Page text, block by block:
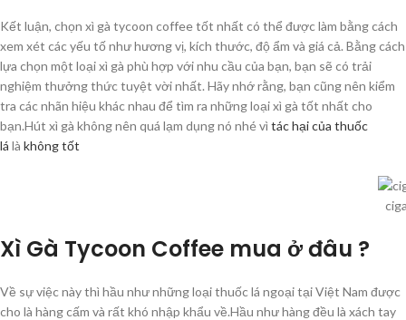
Kết luận, chọn xì gà tycoon coffee tốt nhất có thể được làm bằng cách
xem xét các yếu tố như hương vị, kích thước, độ ẩm và giá cả. Bằng cách
lựa chọn một loại xì gà phù hợp với nhu cầu của bạn, bạn sẽ có trải
nghiệm thưởng thức tuyệt vời nhất. Hãy nhớ rằng, bạn cũng nên kiểm
tra các nhãn hiệu khác nhau để tìm ra những loại xì gà tốt nhất cho
bạn.Hút xì gà không nên quá lạm dụng nó nhé vì tác hại của thuốc
lá là không tốt
Xì Gà Tycoon Coffee mua ở đâu ?
Về sự việc này thì hầu như những loại thuốc lá ngoại tại Việt Nam được
cho là hàng cấm và rất khó nhập khẩu về.Hầu như hàng đều là xách tay